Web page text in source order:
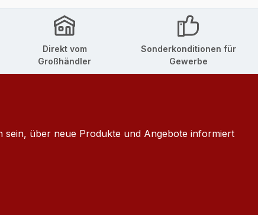
Direkt vom
Großhändler
Sonderkonditionen für
Gewerbe
sein, über neue Produkte und Angebote informiert